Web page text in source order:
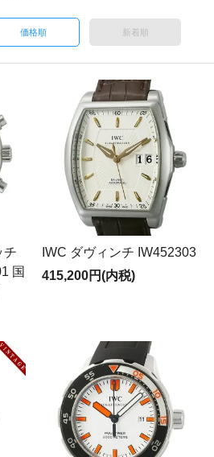
価格順 新着順
チ
国
IWC ダヴィンチ IW452303
415,200円(内税)